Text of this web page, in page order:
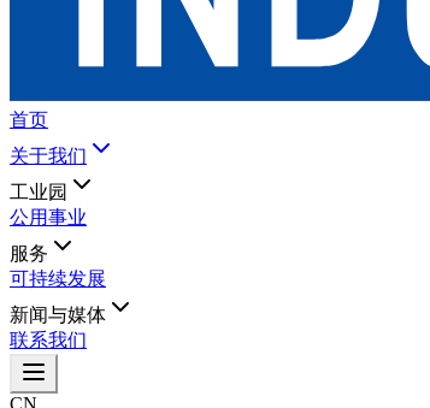
首页
关于我们
工业园
公用事业
服务
可持续发展
新闻与媒体
联系我们
CN